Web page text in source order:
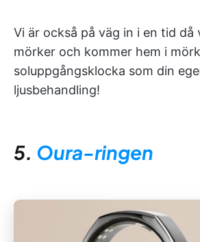
Vi är också på väg in i en tid då
mörker och kommer hem i
soluppgångsklocka som din
ljusbehandling!
5. Oura-ringen